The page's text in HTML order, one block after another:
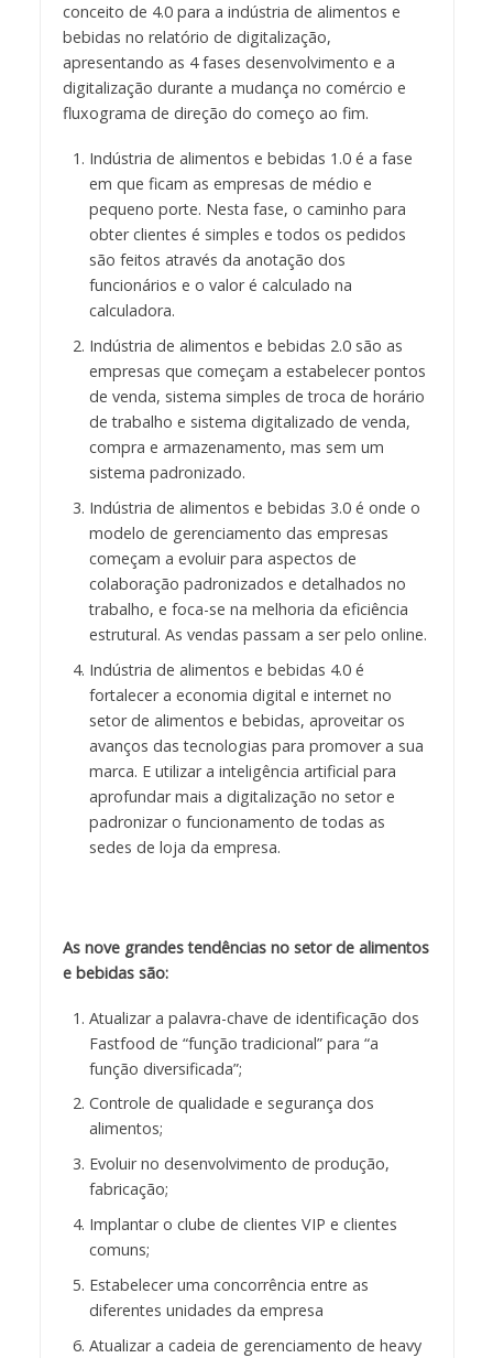
conceito de 4.0 para a indústria de alimentos e
bebidas no relatório de digitalização,
apresentando as 4 fases desenvolvimento e a
digitalização durante a mudança no comércio e
fluxograma de direção do começo ao fim.
Indústria de alimentos e bebidas 1.0 é a fase
em que ficam as empresas de médio e
pequeno porte. Nesta fase, o caminho para
obter clientes é simples e todos os pedidos
são feitos através da anotação dos
funcionários e o valor é calculado na
calculadora.
Indústria de alimentos e bebidas 2.0 são as
empresas que começam a estabelecer pontos
de venda, sistema simples de troca de horário
de trabalho e sistema digitalizado de venda,
compra e armazenamento, mas sem um
sistema padronizado.
Indústria de alimentos e bebidas 3.0 é onde o
modelo de gerenciamento das empresas
começam a evoluir para aspectos de
colaboração padronizados e detalhados no
trabalho, e foca-se na melhoria da eficiência
estrutural. As vendas passam a ser pelo online.
Indústria de alimentos e bebidas 4.0 é
fortalecer a economia digital e internet no
setor de alimentos e bebidas, aproveitar os
avanços das tecnologias para promover a sua
marca. E utilizar a inteligência artificial para
aprofundar mais a digitalização no setor e
padronizar o funcionamento de todas as
sedes de loja da empresa.
As nove grandes tendências no setor de alimentos
e bebidas são:
Atualizar a palavra-chave de identificação dos
Fastfood de “função tradicional” para “a
função diversificada”;
Controle de qualidade e segurança dos
alimentos;
Evoluir no desenvolvimento de produção,
fabricação;
Implantar o clube de clientes VIP e clientes
comuns;
Estabelecer uma concorrência entre as
diferentes unidades da empresa
Atualizar a cadeia de gerenciamento de heavy